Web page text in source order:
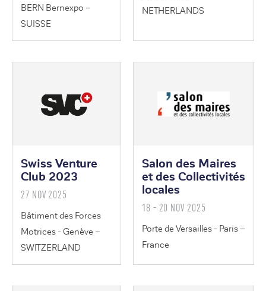
BERN Bernexpo –
SUISSE
NETHERLANDS
Swiss Venture
Club 2023
27 NOV 2025
Bâtiment des Forces
Motrices - Genève –
SWITZERLAND
Salon des Maires
et des Collectivités
locales
18 - 20 NOV 2025
Porte de Versailles - Paris –
France